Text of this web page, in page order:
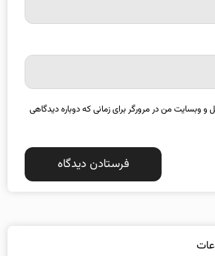
و وبسایت من در مرورگر برای زمانی که دوباره دیدگاهی